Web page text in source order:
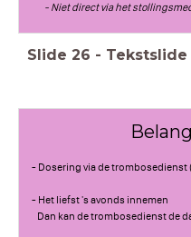
- Niet direct via het
Slide 26 - Tekstslide
- Dosering via de trombosedienst
- Het liefst 's avonds innemen
Dan kan de trombosedienst de